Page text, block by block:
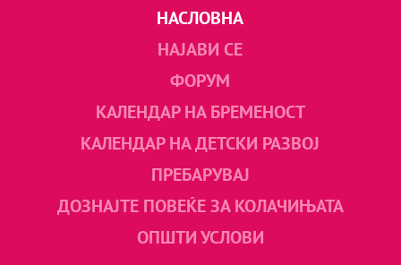
НАСЛОВНА
НАЈАВИ СЕ
ФОРУМ
КАЛЕНДАР НА БРЕМЕНОСТ
КАЛЕНДАР НА ДЕТСКИ РАЗВОЈ
ПРЕБАРУВАЈ
ДОЗНАЈТЕ ПОВЕЌЕ ЗА КОЛАЧИЊАТА
ОПШТИ УСЛОВИ